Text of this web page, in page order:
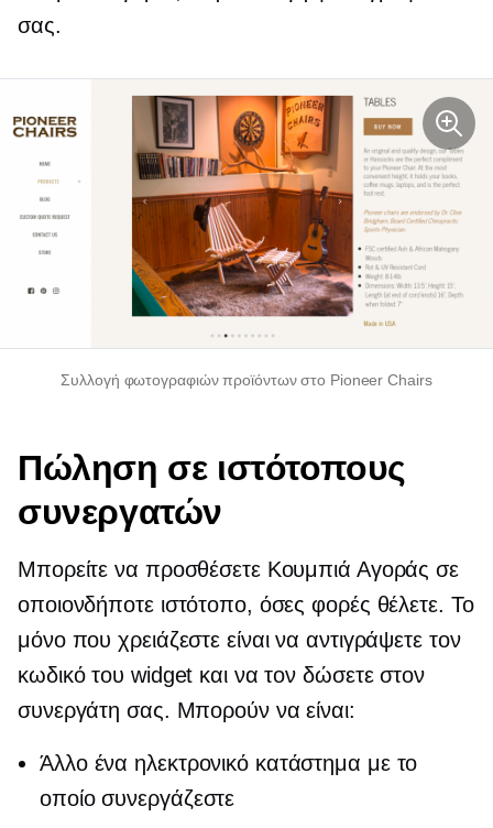
σας.
Συλλογή φωτογραφιών προϊόντων στο Pioneer Chairs
Πώληση σε ιστότοπους
συνεργατών
Μπορείτε να προσθέσετε Κουμπιά Αγοράς σε
οποιονδήποτε ιστότοπο, όσες φορές θέλετε. Το
μόνο που χρειάζεστε είναι να αντιγράψετε τον
κωδικό του widget και να τον δώσετε στον
συνεργάτη σας. Μπορούν να είναι:
Άλλο ένα ηλεκτρονικό κατάστημα με το
οποίο συνεργάζεστε